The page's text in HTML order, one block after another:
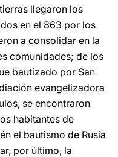
llegaron los
en el 863 por los
a consolidar en la
comunidades; de los
bautizado por San
evangelizadora
se encontraron
habitantes de
el bautismo de Rusia
por último, la